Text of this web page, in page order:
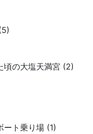
頃の大塩天満宮 (2)
ート乗り場 (1)